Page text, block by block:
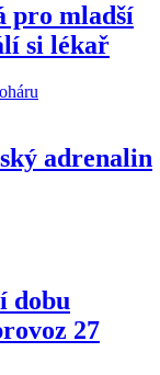
pro mladší
si lékař
adrenalin
dobu
27